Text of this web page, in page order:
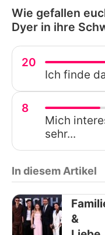
Wie gefallen
Dyer in ihre
20
Ich finde
8
Mich
sehr...
In diesem Artikel
&